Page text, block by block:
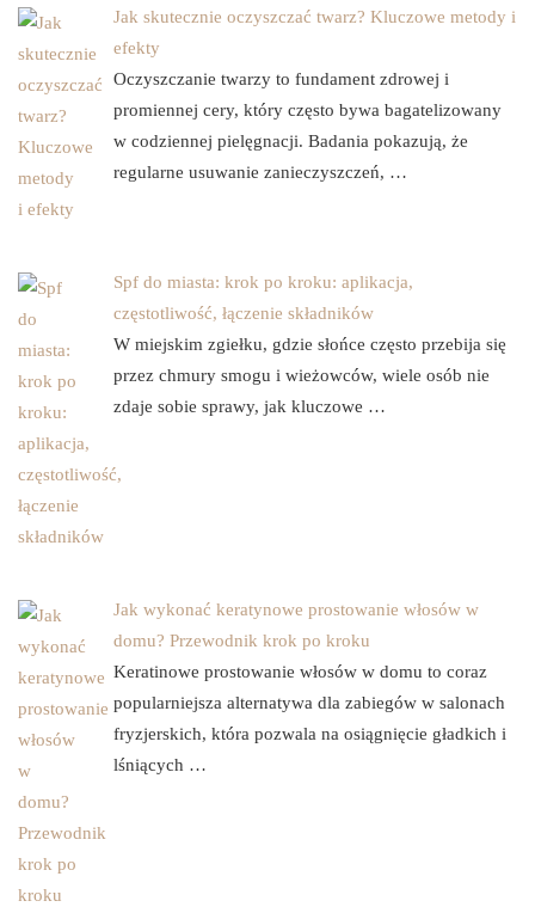
Jak skutecznie oczyszczać twarz? Kluczowe metody i
efekty
Oczyszczanie twarzy to fundament zdrowej i
promiennej cery, który często bywa bagatelizowany
w codziennej pielęgnacji. Badania pokazują, że
regularne usuwanie zanieczyszczeń, …
Spf do miasta: krok po kroku: aplikacja,
częstotliwość, łączenie składników
W miejskim zgiełku, gdzie słońce często przebija się
przez chmury smogu i wieżowców, wiele osób nie
zdaje sobie sprawy, jak kluczowe …
Jak wykonać keratynowe prostowanie włosów w
domu? Przewodnik krok po kroku
Keratinowe prostowanie włosów w domu to coraz
popularniejsza alternatywa dla zabiegów w salonach
fryzjerskich, która pozwala na osiągnięcie gładkich i
lśniących …